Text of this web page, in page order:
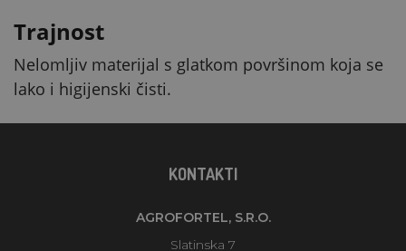
Trajnost
Nelomljiv materijal s glatkom površinom koja se
lako i higijenski čisti.
KONTAKTI
AGROFORTEL, S.R.O.
Slatinska 7